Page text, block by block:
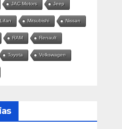
JAC Motors Jeep
Lifan Mitsubishi Nissan
RAM Renault
Toyota Volkswagen